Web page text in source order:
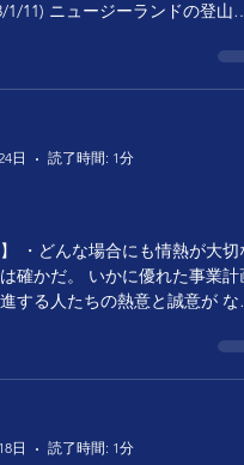
1/11) ニュージーランドの登山家
俊輔（1922/6/25~2015/7/20）...
日
読了時間: 1分
・どんな場合にも情熱が大切な
確かだ。 いかに優れた事業計画
する人たちの熱意と誠意が なけ
7/19~ ） アメリカの実業家
日
読了時間: 1分